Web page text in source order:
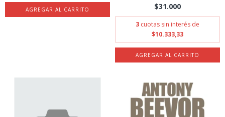
$31.000
3 cuotas sin interés de
$10.333,33